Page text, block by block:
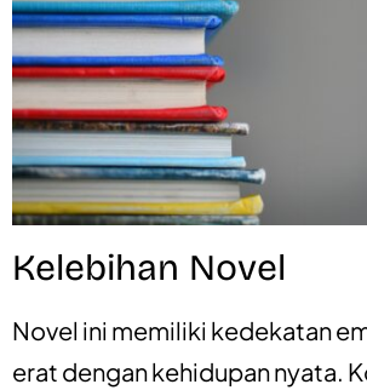
Kelebihan Novel
Novel ini memiliki kedekatan
erat dengan kehidupan nyata.